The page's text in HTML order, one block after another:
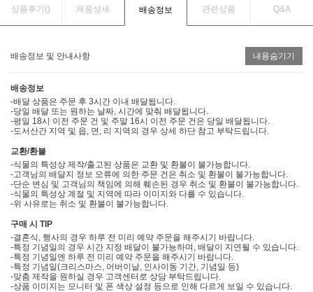
상품후기() 제품상세 배송정보 관련상품 Q&A
배송정보 및 안내사항 내용숨기기
배송정보
-배달 상품은 주문 후 3시간 이내 배달됩니다.
-당일 배달 또는 원하는 날짜, 시간에 맞춰 배달됩니다.
-평일 18시 이전 주문 건 및 주말 16시 이전 주문 건은 당일 배달됩니다.
-도서산간 지역 및 읍, 면, 리 지역의 경우 상세 하단 참고 부탁드립니다.
교환/환불
-식물의 특성상 제작/출고된 상품은 교환 및 환불이 불가능합니다.
-고객님의 배달지 정보 오류에 의한 주문 건은 취소 및 환불이 불가능합니다.
-단순 변심 및 고객님의 책임에 의해 훼손된 경우 취소 및 환불이 불가능합니다.
-식물의 특성상 계절 및 지역에 따라 이미지와 다를 수 있습니다.
-위 사유로는 취소 및 환불이 불가능합니다.
구매 시 TIP
-결혼식, 행사의 경우 하루 전 미리 예약 주문을 해주시기 바랍니다.
-특정 기념일의 경우 시간 지정 배달이 불가능하며, 배달이 지연될 수 있습니다.
-특정 기념일엔 하루 전 미리 예약 주문을 해주시기 바랍니다.
-특정 기념일(크리스마스, 어버이날, 인사이동 기간, 기념일 등)
-맞춤 제작을 원하실 경우 고객센터로 상담 부탁드립니다.
-상품 이미지는 모니터 및 폰 색상 설정 등으로 인해 다르게 보일 수 있습니다.